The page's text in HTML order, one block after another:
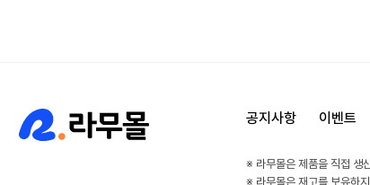
공지사항 이벤트
※ 라무몰은 제품을 직접 생
※ 라무몰은 재고를 보유하